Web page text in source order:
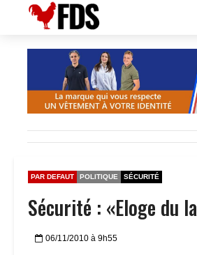
PAR DEFAUT POLITIQUE SÉCURITÉ
Sécurité : «Eloge du
06/11/2010 à 9h55